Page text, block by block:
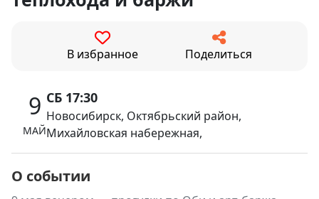
В избранное Поделиться
9
МАЙ
СБ 17:30
Новосибирск, Октябрьский район,
Михайловская набережная,
О событии